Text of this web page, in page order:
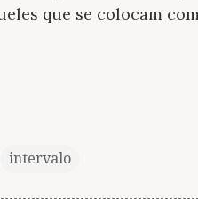
que se colocam
intervalo